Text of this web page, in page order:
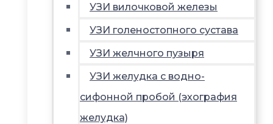
УЗИ вилочковой железы
УЗИ голеностопного сустава
УЗИ желчного пузыря
УЗИ желудка с водно-
сифонной пробой (эхография
желудка)